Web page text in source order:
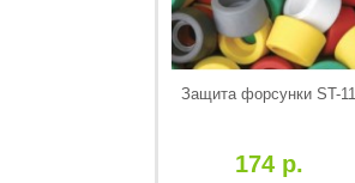
Защита форсунки ST-11
174 р.